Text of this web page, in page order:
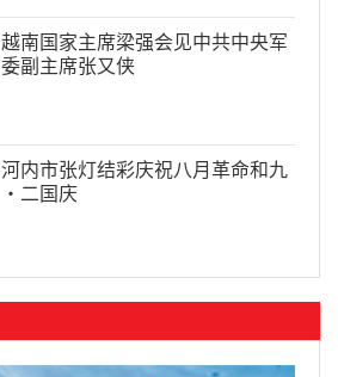
越南国家主席梁强会见中共中央军
委副主席张又侠
河内市张灯结彩庆祝八月革命和九
·二国庆